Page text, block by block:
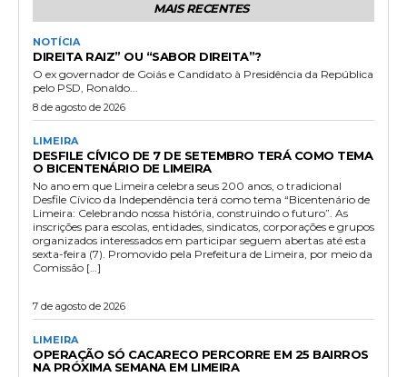
MAIS RECENTES
NOTÍCIA
DIREITA RAIZ” OU “SABOR DIREITA”?
O ex governador de Goiás e Candidato à Presidência da República
pelo PSD, Ronaldo...
8 de agosto de 2026
LIMEIRA
DESFILE CÍVICO DE 7 DE SETEMBRO TERÁ COMO TEMA
O BICENTENÁRIO DE LIMEIRA
No ano em que Limeira celebra seus 200 anos, o tradicional
Desfile Cívico da Independência terá como tema “Bicentenário de
Limeira: Celebrando nossa história, construindo o futuro”. As
inscrições para escolas, entidades, sindicatos, corporações e grupos
organizados interessados em participar seguem abertas até esta
sexta-feira (7). Promovido pela Prefeitura de Limeira, por meio da
Comissão […]
7 de agosto de 2026
LIMEIRA
OPERAÇÃO SÓ CACARECO PERCORRE EM 25 BAIRROS
NA PRÓXIMA SEMANA EM LIMEIRA